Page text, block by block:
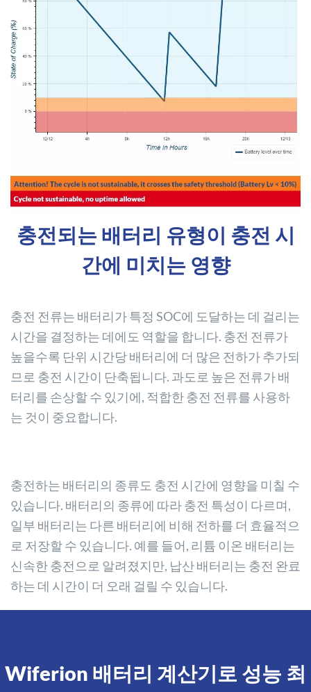
충전되는 배터리 유형이 충전 시
간에 미치는 영향
충전 전류는 배터리가 특정 SOC에 도달하는 데 걸리는
시간을 결정하는 데에도 역할을 합니다. 충전 전류가
높을수록 단위 시간당 배터리에 더 많은 전하가 추가되
므로 충전 시간이 단축됩니다. 과도로 높은 전류가 배
터리를 손상할 수 있기에, 적합한 충전 전류를 사용하
는 것이 중요합니다.
충전하는 배터리의 종류도 충전 시간에 영향을 미칠 수
있습니다. 배터리의 종류에 따라 충전 특성이 다르며,
일부 배터리는 다른 배터리에 비해 전하를 더 효율적으
로 저장할 수 있습니다. 예를 들어, 리튬 이온 배터리는
신속한 충전으로 알려졌지만, 납산 배터리는 충전 완료
하는 데 시간이 더 오래 걸릴 수 있습니다.
Wiferion 배터리 계산기로 성능 최